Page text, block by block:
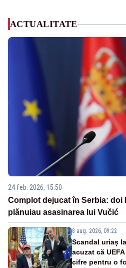
ACTUALITATE
24 feb. 2026, 15:50
Complot dejucat în Serbia: doi
plănuiau asasinarea lui Vučić
8 aug. 2026, 09:22
Scandal uriaș
acuzat că
cifre pentru o